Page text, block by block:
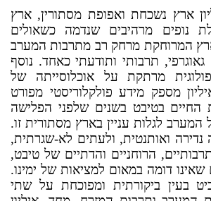
ארץ נשכחת ואפופת מסתורין, ארץ
נופים מרהיבים שנדמה כשאולים
המרוחקת מרחק רב מתרבות המערב
תרבותי ותודעתי כאחד. נוסף
מרתקת על אוכלוסייתה של
מספק מידע פולקלוריסטי מפורט
החיים בטיבט בשנים שלפני הפלישה
המערב לגלות עניין בארץ מסתורית זו.
ואותנטית, ולעתים לא-שגרתית,
הרוחניים והדתיים של טיבט,
שאינו דומה במאום למציאות של ימינו.
בעין ביקורתית ומפוכחת על שתי